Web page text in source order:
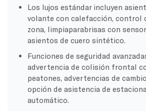
Los lujos estándar incluyen
volante con calefacción, control
zona, limpiaparabrisas con
asientos de cuero sintético.
Funciones de seguridad
advertencia de colisión frontal
peatones, advertencias de
opción de asistencia de
automático.